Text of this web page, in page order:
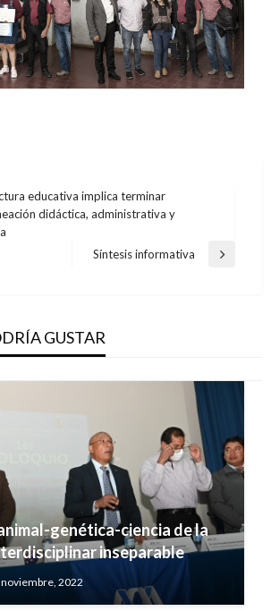
educativa implica terminar
didáctica, administrativa y
Entrada
Síntesis informativa
GUSTAR
genética-ciencia de la
inseparable
2022